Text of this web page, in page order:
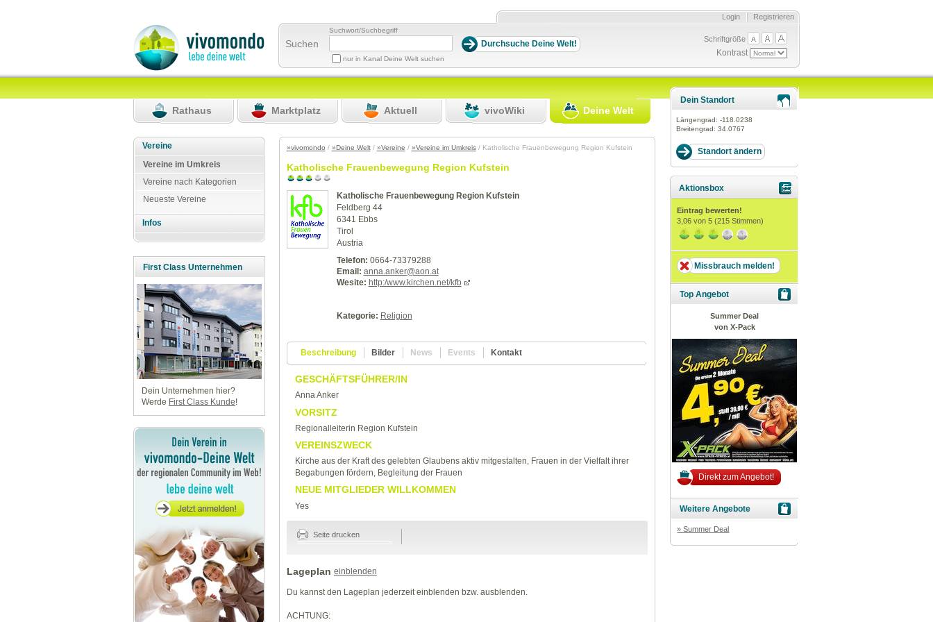
Registrieren
Login
Suchen
Suchwort/Suchbegriff
nur in Kanal Deine Welt suchen
Schriftgröße
Kontrast
Rathaus Marktplatz Aktuell vivoWiki Deine Welt
Vereine
Vereine im Umkreis
Vereine nach Kategorien
Neueste Vereine
Infos
First Class Unternehmen
Dein Unternehmen hier?
Werde First Class Kunde!
»vivomondo / »Deine Welt/ »Vereine / »Vereine im Umkreis/ Katholische Frauenbewegung Region Kufstein
Katholische Frauenbewegung Region Kufstein
Katholische Frauenbewegung Region Kufstein
Feldberg 44
6341 Ebbs
Tirol
Austria
Telefon: 0664-73379288
Email: anna.anker@aon.at
Wesite: http:/www.kirchen.net/kfb
Kategorie: Religion
Beschreibung Bilder News Events Kontakt
GESCHÄFTSFÜHRER/IN
Anna Anker
VORSITZ
Regionalleiterin Region Kufstein
VEREINSZWECK
Kirche aus der Kraft des gelebten Glaubens aktiv mitgestalten, Frauen in der Vielfalt ihrer
Begabungen fördern, Begleitung der Frauen
NEUE MITGLIEDER WILLKOMMEN
Yes
Seite drucken
Lageplan einblenden
Du kannst den Lageplan jederzeit einblenden bzw. ausblenden.
ACHTUNG:
Dein Standort
Längengrad: -118.0238
Breitengrad: 34.0767
Aktionsbox
Eintrag bewerten!
3,06 von 5 (215 Stimmen)
Missbrauch melden!
Top Angebot
Summer Deal
von X-Pack
Direkt zum Angebot!
Weitere Angebote
» Summer Deal